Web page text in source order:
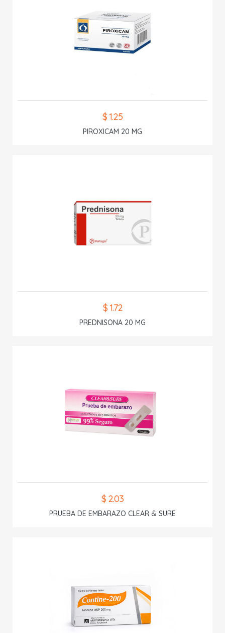
$ 1.25
PIROXICAM 20 MG
$ 1.72
PREDNISONA 20 MG
$ 2.03
PRUEBA DE EMBARAZO CLEAR & SURE